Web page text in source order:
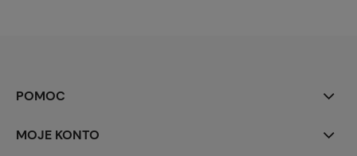
POMOC
MOJE KONTO